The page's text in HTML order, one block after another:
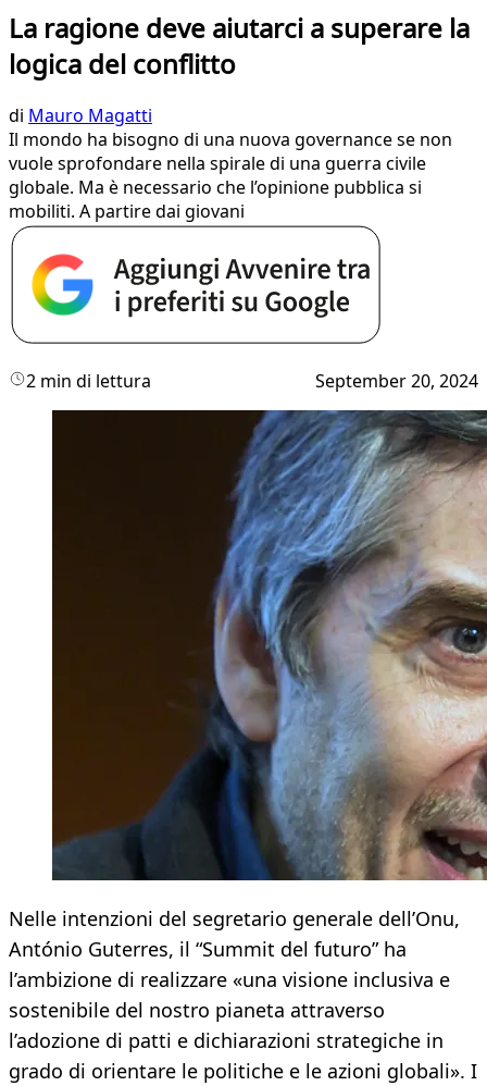
La ragione deve aiutarci a superare la
logica del conflitto
di Mauro Magatti
Il mondo ha bisogno di una nuova governance se non
vuole sprofondare nella spirale di una guerra civile
globale. Ma è necessario che l’opinione pubblica si
mobiliti. A partire dai giovani
2 min di lettura September 20, 2024
Nelle intenzioni del segretario generale dell’Onu,
António Guterres, il “Summit del futuro” ha
l’ambizione di realizzare «una visione inclusiva e
sostenibile del nostro pianeta attraverso
l’adozione di patti e dichiarazioni strategiche in
grado di orientare le politiche e le azioni globali». I